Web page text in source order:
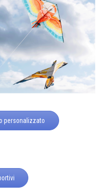
personalizzato